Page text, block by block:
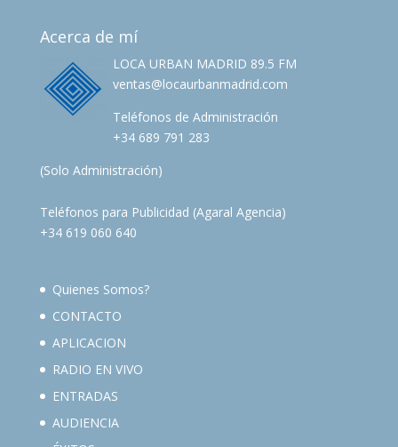
Acerca de mí
LOCA URBAN MADRID 89.5 FM
ventas@locaurbanmadrid.com
Teléfonos de Administración
+34 689 791 283
(Solo Administración)
Teléfonos para Publicidad (Agaral Agencia)
+34 619 060 640
Quienes Somos?
CONTACTO
APLICACION
RADIO EN VIVO
ENTRADAS
AUDIENCIA